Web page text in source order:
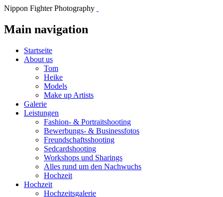
Nippon Fighter Photography
Main navigation
Startseite
About us
Tom
Heike
Models
Make up Artists
Galerie
Leistungen
Fashion- & Portraitshooting
Bewerbungs- & Businessfotos
Freundschaftsshooting
Sedcardshooting
Workshops und Sharings
Alles rund um den Nachwuchs
Hochzeit
Hochzeit
Hochzeitsgalerie